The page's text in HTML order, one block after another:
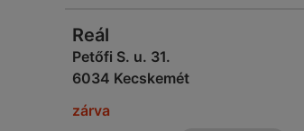
Reál
Petőfi S. u. 31.
6034 Kecskemét
zárva